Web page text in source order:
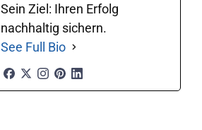
Sein Ziel: Ihren Erfolg
nachhaltig sichern.
See Full Bio